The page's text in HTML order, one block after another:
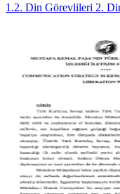
1.2. Din Görevlileri 2.